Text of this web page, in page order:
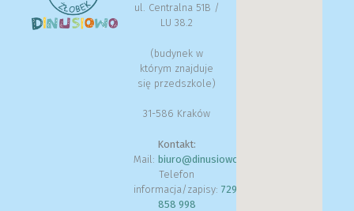
ul. Centralna 51B /
LU 38.2
(budynek w
którym znajduje
się przedszkole)
31-586 Kraków
Kontakt:
Mail:biuro@dinusiowo.pl
Telefon
informacja/zapisy:729
858 998